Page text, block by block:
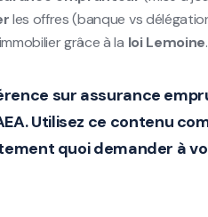
les offres (banque vs
grâce à la loi Lemoine.
sur assurance
. Utilisez ce contenu
quoi demander à